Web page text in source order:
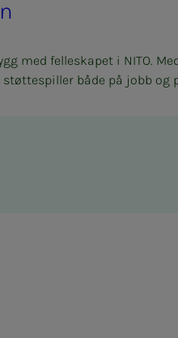
med felleskapet i NITO.
støttespiller både på jobb og